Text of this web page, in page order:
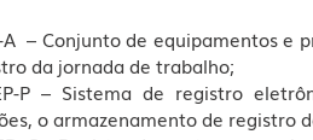
A  – Conjunto de equipamentos
da jornada de trabalho;
P – Sistema de registro
o armazenamento de registro